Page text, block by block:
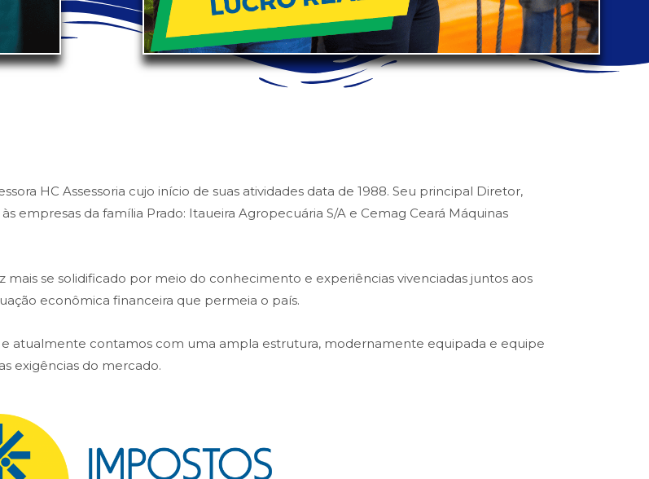
HC Assessoria cujo início de suas atividades data de 1988. Seu principal Diretor,
empresas da família Prado: Itaueira Agropecuária S/A e Cemag Ceará Máquinas
se solidificado por meio do conhecimento e experiências vivenciadas juntos aos
econômica financeira que permeia o país.
atualmente contamos com uma ampla estrutura, modernamente equipada e equipe
exigências do mercado.